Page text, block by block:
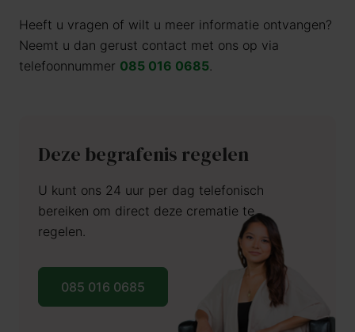
Heeft u vragen of wilt u meer informatie ontvangen?
Neemt u dan gerust contact met ons op via
telefoonnummer 085 016 0685.
Deze begrafenis regelen
U kunt ons 24 uur per dag telefonisch
bereiken om direct deze crematie te
regelen.
085 016 0685